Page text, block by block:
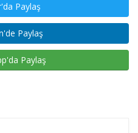
Paylaş
Paylaş
Paylaş